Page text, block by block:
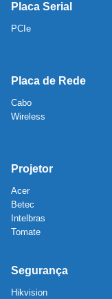
Placa Serial
PCIe
Placa de Rede
Cabo
Wireless
Projetor
Acer
Betec
Intelbras
Tomate
Segurança
Hikvision